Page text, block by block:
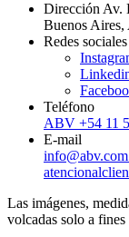
Dirección Av.
Buenos Aires,
Redes sociales
Teléfono
ABV +54 11
E-mail
Las imágenes,
volcadas solo a